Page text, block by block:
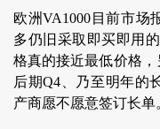
欧洲VA1000目前市场
多仍旧采取即买即用
格真的接近最低价格
后期Q4、乃至明年的
产商愿不愿意签订长单